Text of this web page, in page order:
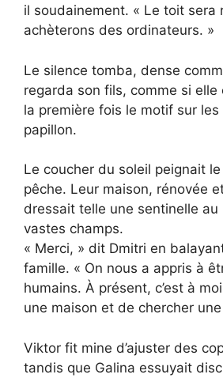
il soudainement. « Le toit sera
achèterons des ordinateurs. »
Le silence tomba, dense
regarda son fils, comme si
la première fois le motif sur les
papillon.
Le coucher du soleil peignait
pêche. Leur maison, rénovée
dressait telle une sentinelle au
vastes champs.
« Merci, » dit Dmitri en
famille. « On nous a appris à
humains. À présent, c’est à
une maison et de chercher
Viktor fit mine d’ajuster des
tandis que Galina essuyait